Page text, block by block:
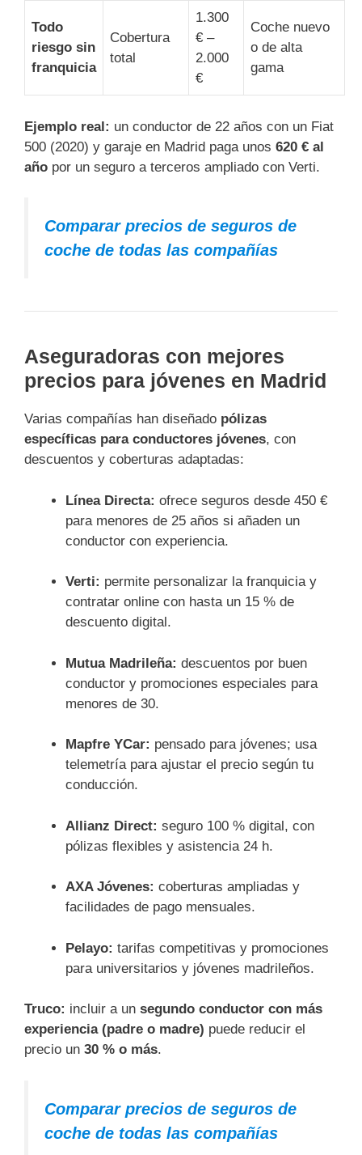
Todo
riesgo sin
franquicia
Cobertura
total
1.300
€ –
2.000
€
Coche nuevo
o de alta
gama
Ejemplo real: un conductor de 22 años con un Fiat
500 (2020) y garaje en Madrid paga unos 620 € al
año por un seguro a terceros ampliado con Verti.
Comparar precios de seguros de
coche de todas las compañías
Aseguradoras con mejores
precios para jóvenes en Madrid
Varias compañías han diseñado pólizas
específicas para conductores jóvenes, con
descuentos y coberturas adaptadas:
Línea Directa: ofrece seguros desde 450 €
para menores de 25 años si añaden un
conductor con experiencia.
Verti: permite personalizar la franquicia y
contratar online con hasta un 15 % de
descuento digital.
Mutua Madrileña: descuentos por buen
conductor y promociones especiales para
menores de 30.
Mapfre YCar: pensado para jóvenes; usa
telemetría para ajustar el precio según tu
conducción.
Allianz Direct: seguro 100 % digital, con
pólizas flexibles y asistencia 24 h.
AXA Jóvenes: coberturas ampliadas y
facilidades de pago mensuales.
Pelayo: tarifas competitivas y promociones
para universitarios y jóvenes madrileños.
Truco: incluir a un segundo conductor con más
experiencia (padre o madre) puede reducir el
precio un 30 % o más.
Comparar precios de seguros de
coche de todas las compañías